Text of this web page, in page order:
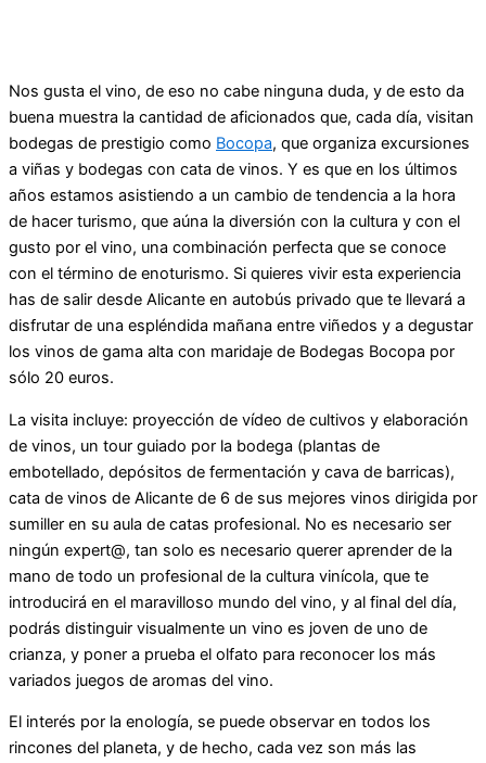
Nos gusta el vino, de eso no cabe ninguna duda, y de esto da
buena muestra la cantidad de aficionados que, cada día, visitan
bodegas de prestigio como Bocopa, que organiza excursiones
a viñas y bodegas con cata de vinos. Y es que en los últimos
años estamos asistiendo a un cambio de tendencia a la hora
de hacer turismo, que aúna la diversión con la cultura y con el
gusto por el vino, una combinación perfecta que se conoce
con el término de enoturismo. Si quieres vivir esta experiencia
has de salir desde Alicante en autobús privado que te llevará a
disfrutar de una espléndida mañana entre viñedos y a degustar
los vinos de gama alta con maridaje de Bodegas Bocopa por
sólo 20 euros.
La visita incluye: proyección de vídeo de cultivos y elaboración
de vinos, un tour guiado por la bodega (plantas de
embotellado, depósitos de fermentación y cava de barricas),
cata de vinos de Alicante de 6 de sus mejores vinos dirigida por
sumiller en su aula de catas profesional. No es necesario ser
ningún expert@, tan solo es necesario querer aprender de la
mano de todo un profesional de la cultura vinícola, que te
introducirá en el maravilloso mundo del vino, y al final del día,
podrás distinguir visualmente un vino es joven de uno de
crianza, y poner a prueba el olfato para reconocer los más
variados juegos de aromas del vino.
El interés por la enología, se puede observar en todos los
rincones del planeta, y de hecho, cada vez son más las